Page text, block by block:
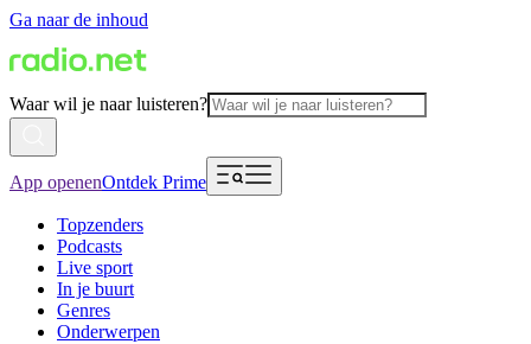
Ga naar de inhoud
Waar wil je naar luisteren?
App openenOntdek Prime
Topzenders
Podcasts
Live sport
In je buurt
Genres
Onderwerpen